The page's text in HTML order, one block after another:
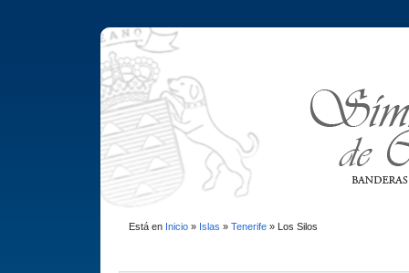
Está en Inicio» Islas » Tenerife» Los Silos